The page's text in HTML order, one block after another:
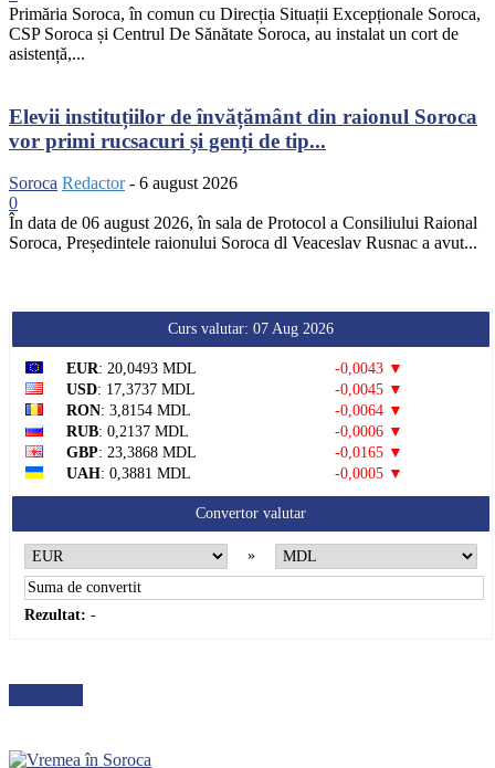
Primăria Soroca, în comun cu Direcția Situații Excepționale Soroca,
CSP Soroca și Centrul De Sănătate Soroca, au instalat un cort de
asistență,...
Elevii instituțiilor de învățământ din raionul Soroca
vor primi rucsacuri și genți de tip...
Soroca Redactor - 6 august 2026
0
În data de 06 august 2026, în sala de Protocol a Consiliului Raional
Soroca, Președintele raionului Soroca dl Veaceslav Rusnac a avut...
Curs valutar: 07 Aug 2026
EUR: 20,0493 MDL
-0,0043 ▼
USD: 17,3737 MDL
-0,0045 ▼
RON: 3,8154 MDL
-0,0064 ▼
RUB: 0,2137 MDL
-0,0006 ▼
GBP: 23,3868 MDL
-0,0165 ▼
UAH: 0,3881 MDL -0,0005 ▼
Convertor valutar
»
Rezultat: -